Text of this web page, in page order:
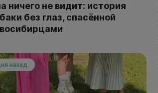
ничего не видит: история
без глаз, спасённой
назад